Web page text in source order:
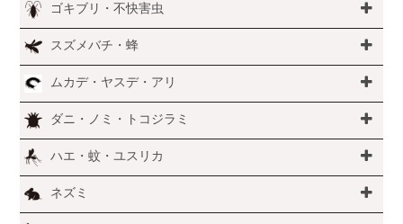
ゴキブリ・不快害虫
スズメバチ・蜂
ムカデ・ヤスデ・アリ
ダニ・ノミ・トコジラミ
ハエ・蚊・ユスリカ
ネズミ